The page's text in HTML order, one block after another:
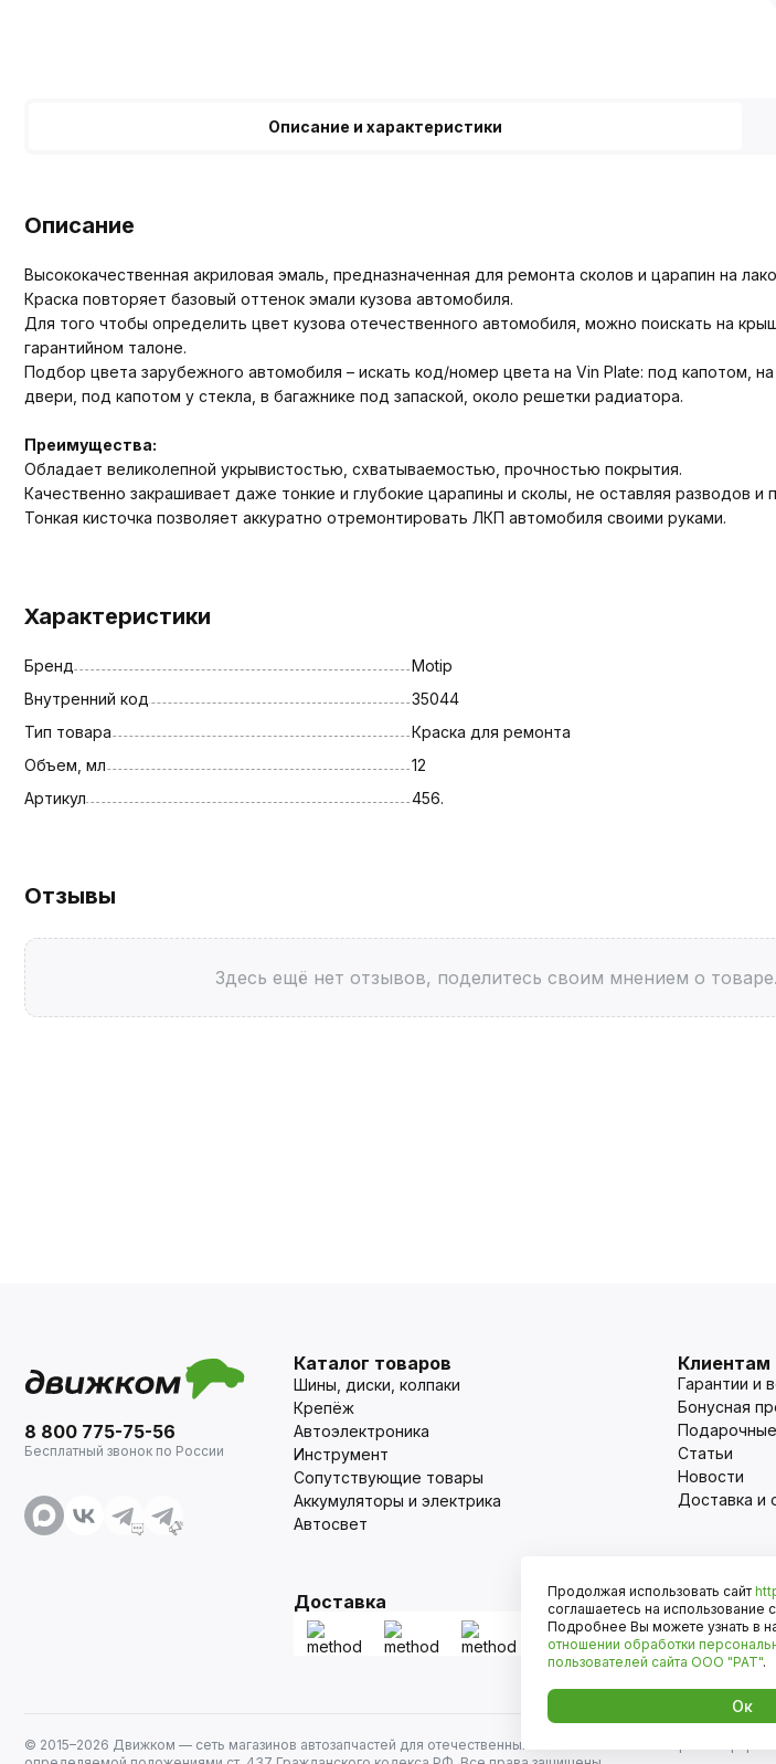
Описание и характеристики
Описание
Высококачественная акриловая эмаль, предназначенная для ремонта сколов и царапин на
Краска повторяет базовый оттенок эмали кузова автомобиля.
Для того чтобы определить цвет кузова отечественного автомобиля, можно поискать на
гарантийном талоне.
Подбор цвета зарубежного автомобиля – искать код/номер цвета на Vin Plate: под капотом,
двери, под капотом у стекла, в багажнике под запаской, около решетки радиатора.
Преимущества:
Обладает великолепной укрывистостью, схватываемостью, прочностью покрытия.
Качественно закрашивает даже тонкие и глубокие царапины и сколы, не оставляя разводов и
Тонкая кисточка позволяет аккуратно отремонтировать ЛКП автомобиля своими руками.
Характеристики
Бренд
Motip
Внутренний код
35044
Тип товара
Краска для ремонта
Объем, мл
12
Артикул
456.
Отзывы
Здесь ещё нет отзывов, поделитесь своим мнением о товаре.
8 800 775-75-56
Бесплатный звонок по России
Каталог товаров
Шины, диски, колпаки
Крепёж
Автоэлектроника
Инструмент
Сопутствующие товары
Аккумуляторы и электрика
Автосвет
Клиентам
Гарантии и
Бонусная
Статьи
Новости
Доставка и
Доставка Оплата
© 2015–2026 Движком — сеть магазинов автозапчастей для отечественных автомобилей и иномарок.
Продолжая использовать сайт
соглашаетесь на использование
Подробнее Вы можете узнать в
отношении обработки
пользователей сайта ООО "РАТ".
Ок